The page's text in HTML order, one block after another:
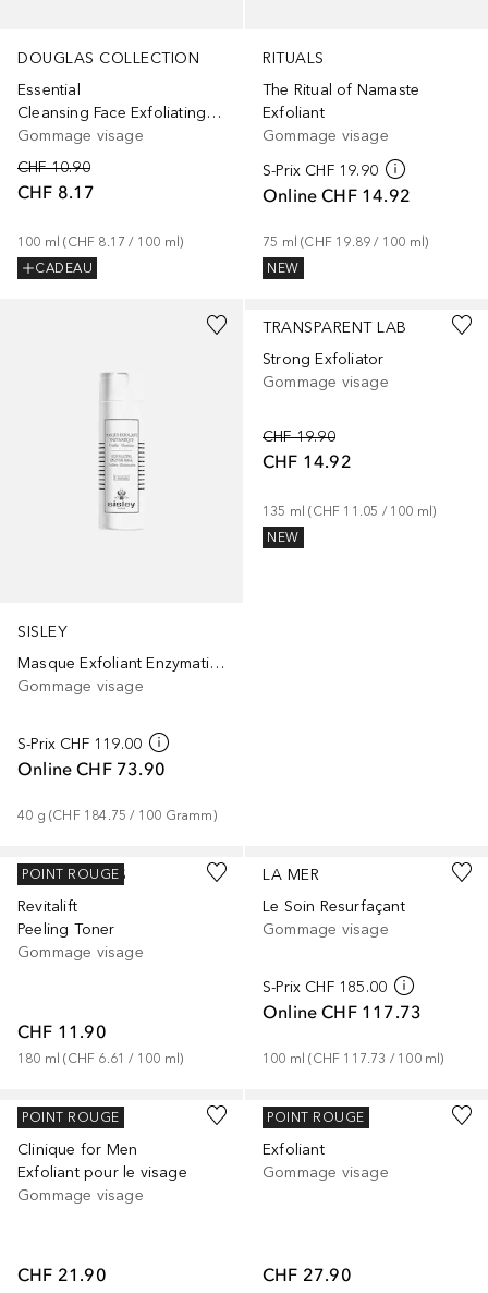
DOUGLAS COLLECTION
Essential
Cleansing Face Exfoliating Scrub
Gommage visage
CHF 10.90
CHF 8.17
100 ml (CHF 8.17 / 100 ml)
CADEAU
RITUALS
The Ritual of Namaste
Exfoliant
Gommage visage
S-Prix CHF 19.90
Online CHF 14.92
75 ml (CHF 19.89 / 100 ml)
NEW
SISLEY
Masque Exfoliant Enzymatique
Gommage visage
S-Prix CHF 119.00
Online CHF 73.90
40 g (CHF 184.75 / 100 Gramm)
TRANSPARENT LAB
Strong Exfoliator
Gommage visage
CHF 19.90
CHF 14.92
135 ml (CHF 11.05 / 100 ml)
NEW
L’ORÉAL PARIS
Revitalift
Peeling Toner
Gommage visage
CHF 11.90
180 ml (CHF 6.61 / 100 ml)
POINT ROUGE
LA MER
Le Soin Resurfaçant
Gommage visage
S-Prix CHF 185.00
Online CHF 117.73
100 ml (CHF 117.73 / 100 ml)
CLINIQUE
Clinique for Men
Exfoliant pour le visage
Gommage visage
CHF 21.90
POINT ROUGE
CLINIQUE
Exfoliant
Gommage visage
CHF 27.90
POINT ROUGE